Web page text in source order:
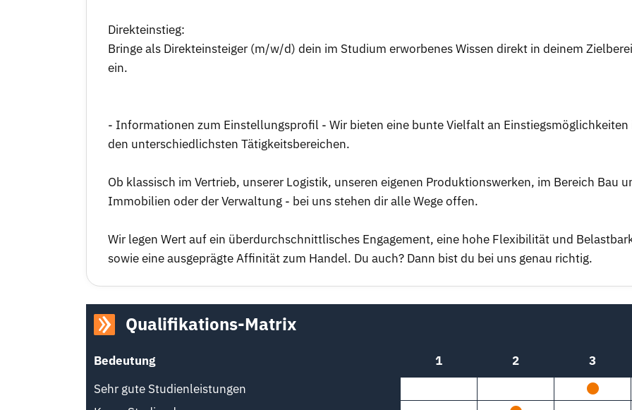
Direkteinstieg:
Bringe als Direkteinsteiger (m/w/d) dein im Studium erworbenes Wissen direkt in deinem
ein.
- Informationen zum Einstellungsprofil - Wir bieten eine bunte Vielfalt an Einstiegsmöglichkeiten
den unterschiedlichsten Tätigkeitsbereichen.
Ob klassisch im Vertrieb, unserer Logistik, unseren eigenen Produktionswerken, im Bereich Bau
Immobilien oder der Verwaltung - bei uns stehen dir alle Wege offen.
Wir legen Wert auf ein überdurchschnittlisches Engagement, eine hohe Flexibilität und
sowie eine ausgeprägte Affinität zum Handel. Du auch? Dann bist du bei uns genau richtig.
Qualifikations-Matrix
Bedeutung 1 2 3
Sehr gute Studienleistungen